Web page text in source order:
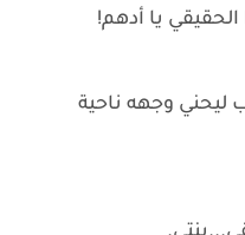
يا أدهم!
وجهه ناحية